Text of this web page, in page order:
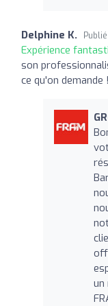
Delphine K.
Expérience
son
ce qu'on
un